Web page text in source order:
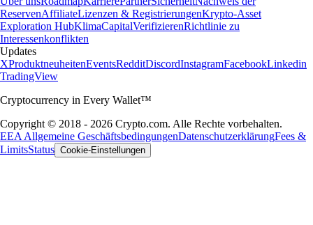
ReservenAffiliateLizenzen & RegistrierungenKrypto-Asset
Exploration HubKlimaCapitalVerifizierenRichtlinie zu
Interessenkonflikten
Updates
XProduktneuheitenEventsRedditDiscordInstagramFacebookLinkedin
TradingView
Cryptocurrency in Every Wallet™
Copyright © 2018 - 2026 Crypto.com. Alle Rechte vorbehalten.
EEA Allgemeine GeschäftsbedingungenDatenschutzerklärungFees &
LimitsStatus Cookie-Einstellungen